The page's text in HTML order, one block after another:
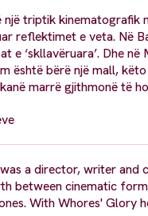
triptik kinematografik
reflektimet e veta. Në
e ‘skllavëruara’. Dhe
është bërë një mall,
marrë gjithmonë të
a director, writer and
between cinematic
With Whores' Glory